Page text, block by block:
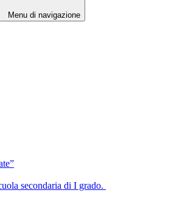
Menu di navigazione
secondaria di I grado.